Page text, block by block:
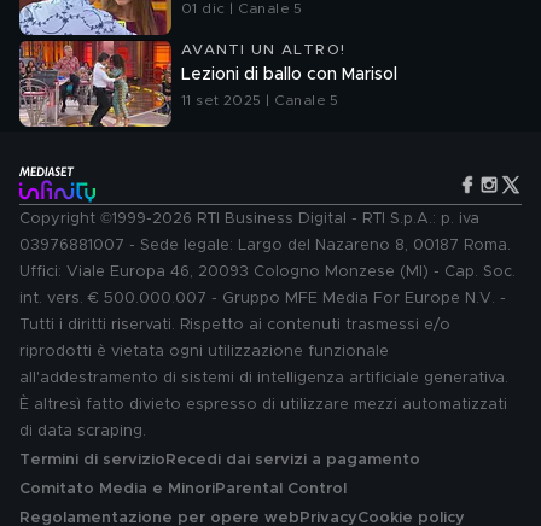
01 dic | Canale 5
AVANTI UN ALTRO!
Lezioni di ballo con Marisol
11 set 2025 | Canale 5
Copyright ©1999-2026 RTI Business Digital - RTI S.p.A.: p. iva
03976881007 - Sede legale: Largo del Nazareno 8, 00187 Roma.
Uffici: Viale Europa 46, 20093 Cologno Monzese (MI) - Cap. Soc.
int. vers. € 500.000.007 - Gruppo MFE Media For Europe N.V. -
Tutti i diritti riservati. Rispetto ai contenuti trasmessi e/o
riprodotti è vietata ogni utilizzazione funzionale
all'addestramento di sistemi di intelligenza artificiale generativa.
È altresì fatto divieto espresso di utilizzare mezzi automatizzati
di data scraping.
Termini di servizio Recedi dai servizi a pagamento
Comitato Media e MinoriParental Control
Regolamentazione per opere web PrivacyCookie policy